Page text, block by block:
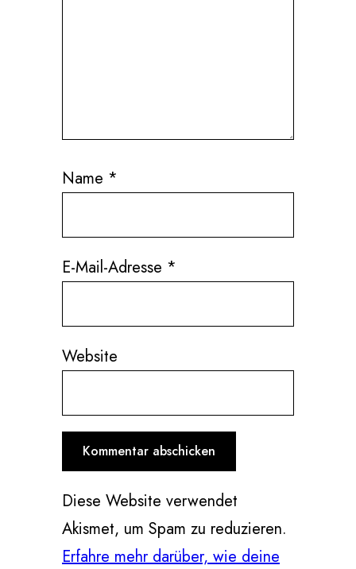
Name *
E-Mail-Adresse *
Website
Diese Website verwendet
Akismet, um Spam zu reduzieren.
Erfahre mehr darüber, wie deine